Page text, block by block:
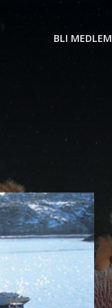
BLI MEDLEM